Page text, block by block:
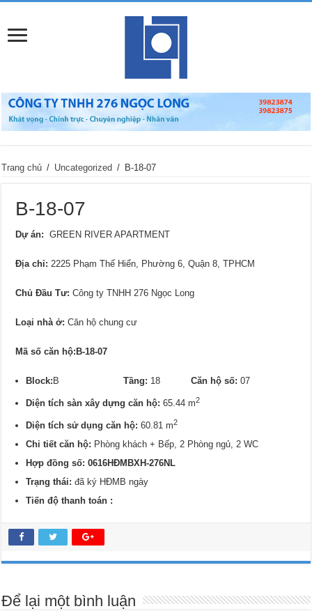
Trang chủ / Uncategorized / B-18-07
B-18-07
Dự án: GREEN RIVER APARTMENT
Địa chỉ: 2225 Phạm Thế Hiển, Phường 6, Quận 8, TPHCM
Chủ Đầu Tư: Công ty TNHH 276 Ngọc Long
Loại nhà ở: Căn hộ chung cư
Mã số căn hộ:B-18-07
Block:BTầng: 18Căn hộ số: 07
Diện tích sàn xây dựng căn hộ:65.44 m2
Diện tích sử dụng căn hộ: 60.81 m2
Chi tiết căn hộ: Phòng khách + Bếp, 2 Phòng ngủ, 2 WC
Hợp đồng số: 0616HĐMBXH-276NL
Trạng thái:đã ký HĐMB ngày
Tiến độ thanh toán :
Để lại một bình luận